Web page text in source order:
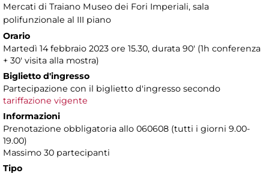
Mercati di Traiano Museo dei Fori Imperiali, sala
polifunzionale al III piano
Orario
Martedì 14 febbraio 2023 ore 15.30, durata 90' (1h conferenza
+ 30' visita alla mostra)
Biglietto d'ingresso
Partecipazione con il biglietto d'ingresso secondo
tariffazione vigente
Informazioni
Prenotazione obbligatoria allo 060608 (tutti i giorni 9.00-
19.00)
Massimo 30 partecipanti
Tipo